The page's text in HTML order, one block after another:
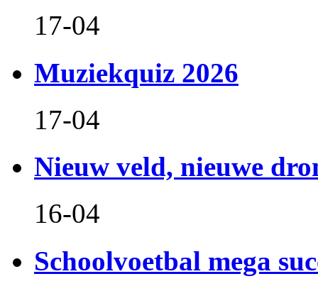
17-04
Muziekquiz 2026
17-04
Nieuw veld, nieuwe
16-04
Schoolvoetbal mega